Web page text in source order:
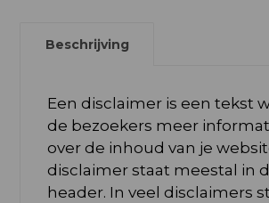
Beschrijving
Een disclaimer is een tekst
de bezoekers meer
over de inhoud van je
disclaimer staat meestal in
header. In veel disclaimers